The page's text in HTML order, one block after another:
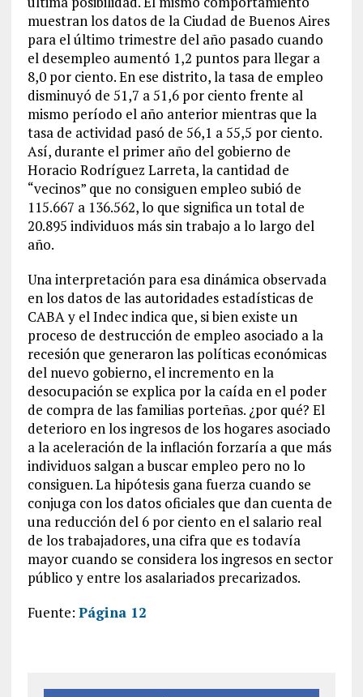
muestran los datos de la Ciudad de Buenos Aires
para el último trimestre del año pasado cuando
el desempleo aumentó 1,2 puntos para llegar a
8,0 por ciento. En ese distrito, la tasa de empleo
disminuyó de 51,7 a 51,6 por ciento frente al
mismo período el año anterior mientras que la
tasa de actividad pasó de 56,1 a 55,5 por ciento.
Así, durante el primer año del gobierno de
Horacio Rodríguez Larreta, la cantidad de
“vecinos” que no consiguen empleo subió de
115.667 a 136.562, lo que significa un total de
20.895 individuos más sin trabajo a lo largo del
año.
Una interpretación para esa dinámica observada
en los datos de las autoridades estadísticas de
CABA y el Indec indica que, si bien existe un
proceso de destrucción de empleo asociado a la
recesión que generaron las políticas económicas
del nuevo gobierno, el incremento en la
desocupación se explica por la caída en el poder
de compra de las familias porteñas. ¿por qué? El
deterioro en los ingresos de los hogares asociado
a la aceleración de la inflación forzaría a que más
individuos salgan a buscar empleo pero no lo
consiguen. La hipótesis gana fuerza cuando se
conjuga con los datos oficiales que dan cuenta de
una reducción del 6 por ciento en el salario real
de los trabajadores, una cifra que es todavía
mayor cuando se considera los ingresos en sector
público y entre los asalariados precarizados.
Fuente: Página 12